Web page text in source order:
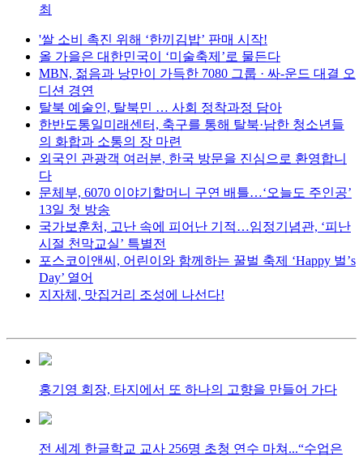
최
'쌀 소비 촉진 위해 ‘한끼김밥’ 판매 시작!
올 가을은 대한민국이 ‘미술축제’로 물든다
MBN, 젊음과 낭만이 가득한 7080 그룹 · 싸-운드 대결 오
디션 경연
탈북 예술인, 탈북민 … 사회 정착과정 담아
한반도통일미래센터, 축구를 통해 탈북·남한 청소년들
의 화합과 소통의 장 마련
외국인 관광객 여러분, 한국 방문을 진심으로 환영합니
다
문체부, 6070 이야기할머니 구연 배틀…‘오늘도 주인공’
13일 첫 방송
국가보훈처, 고난 속에 피어난 기적…임정기념관, ‘피난
시절 천막교실’ 특별전
포스코이앤씨, 어린이와 함께하는 꿀벌 축제 ‘Happy 벌’s
Day’ 열어
지자체, 맛집거리 조성에 나선다!
홍기영 회장, 타지에서 또 하나의 고향을 만들어 가다
전 세계 한글학교 교사 256명 초청 연수 마쳐...“수업은